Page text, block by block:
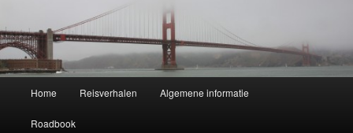
Home Reisverhalen Algemene informatie
Roadbook